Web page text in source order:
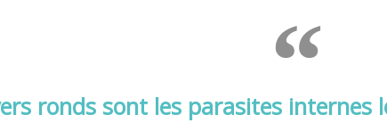
ronds sont les parasites internes